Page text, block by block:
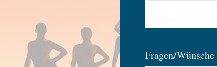
Fragen/Wünsche